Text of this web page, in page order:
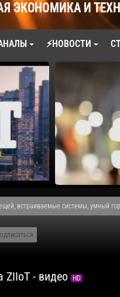
ЭКОНОМИКА И
⚡НОВОСТИ
встраиваемые системы, умный
ZIIоT - видео HD